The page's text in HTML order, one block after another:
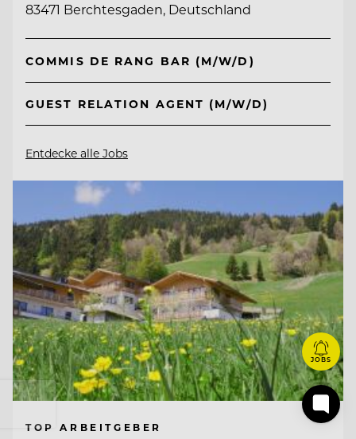
83471 Berchtesgaden, Deutschland
COMMIS DE RANG BAR (M/W/D)
GUEST RELATION AGENT (M/W/D)
Entdecke alle Jobs
TOP ARBEITGEBER
JOBS